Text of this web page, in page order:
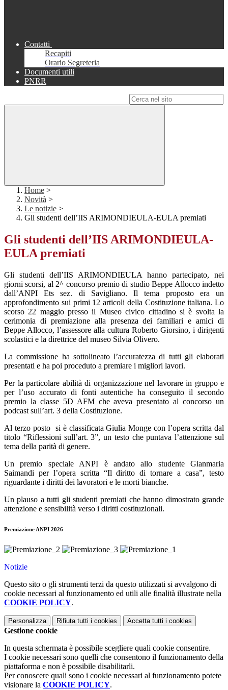
Contatti
Recapiti
Orario Segreteria
Documenti utili
PNRR
Home >
Novità >
Le notizie >
Gli studenti dell’IIS ARIMONDIEULA-EULA premiati
Gli studenti dell’IIS ARIMONDIEULA-
EULA premiati
Gli studenti dell’IIS ARIMONDIEULA hanno partecipato, nei
giorni scorsi, al 2^ concorso premio di studio Beppe Allocco indetto
dall’ANPI Ets sez. di Savigliano. Il tema proposto era un
approfondimento sui primi 12 articoli della Costituzione italiana. Lo
scorso 22 maggio presso il Museo civico cittadino si è svolta la
cerimonia di premiazione alla presenza dei familiari e amici di
Beppe Allocco, l’assessore alla cultura Roberto Giorsino, i dirigenti
scolastici e la direttrice del museo Silvia Olivero.
La commissione ha sottolineato l’accuratezza di tutti gli elaborati
presentati e ha poi proceduto a premiare i migliori lavori.
Per la particolare abilità di organizzazione nel lavorare in gruppo e
per l’uso accurato di fonti autentiche ha conseguito il secondo
premio la classe 5D AFM che aveva presentato al concorso un
podcast sull’art. 3 della Costituzione.
Al terzo posto si è classificata Giulia Monge con l’opera scritta dal
titolo “Riflessioni sull’art. 3”, un testo che puntava l’attenzione sul
tema della parità di genere.
Un premio speciale ANPI è andato allo studente Gianmaria
Saimandi per l’opera scritta “Il diritto di tornare a casa”, testo
riguardante i diritti dei lavoratori e le morti bianche.
Un plauso a tutti gli studenti premiati che hanno dimostrato grande
attenzione e sensibilità verso i diritti costituzionali.
Premiazione ANPI 2026
Notizie
Questo sito o gli strumenti terzi da questo utilizzati si avvalgono di
cookie necessari al funzionamento ed utili alle finalità illustrate nella
COOKIE POLICY.
Personalizza Rifiuta tutti i cookies Accetta tutti i cookies
Gestione cookie
In questa schermata è possibile scegliere quali cookie consentire.
I cookie necessari sono quelli che consentono il funzionamento della
piattaforma e non è possibile disabilitarli.
Per conoscere quali sono i cookie necessari al funzionamento potete
visionare la COOKIE POLICY.